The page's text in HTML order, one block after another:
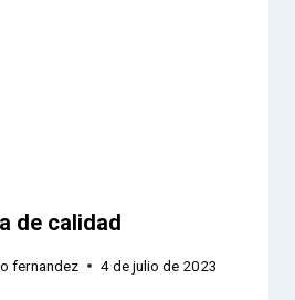
de calidad
fernandez 4 de julio de 2023